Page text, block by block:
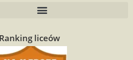
Ranking liceów